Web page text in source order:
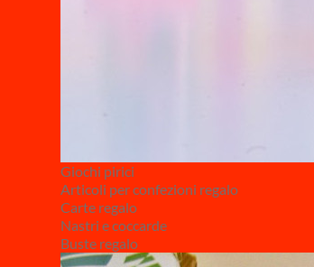
Giochi pirici
Articoli per confezioni regalo
Carte regalo
Nastri e coccarde
Buste regalo